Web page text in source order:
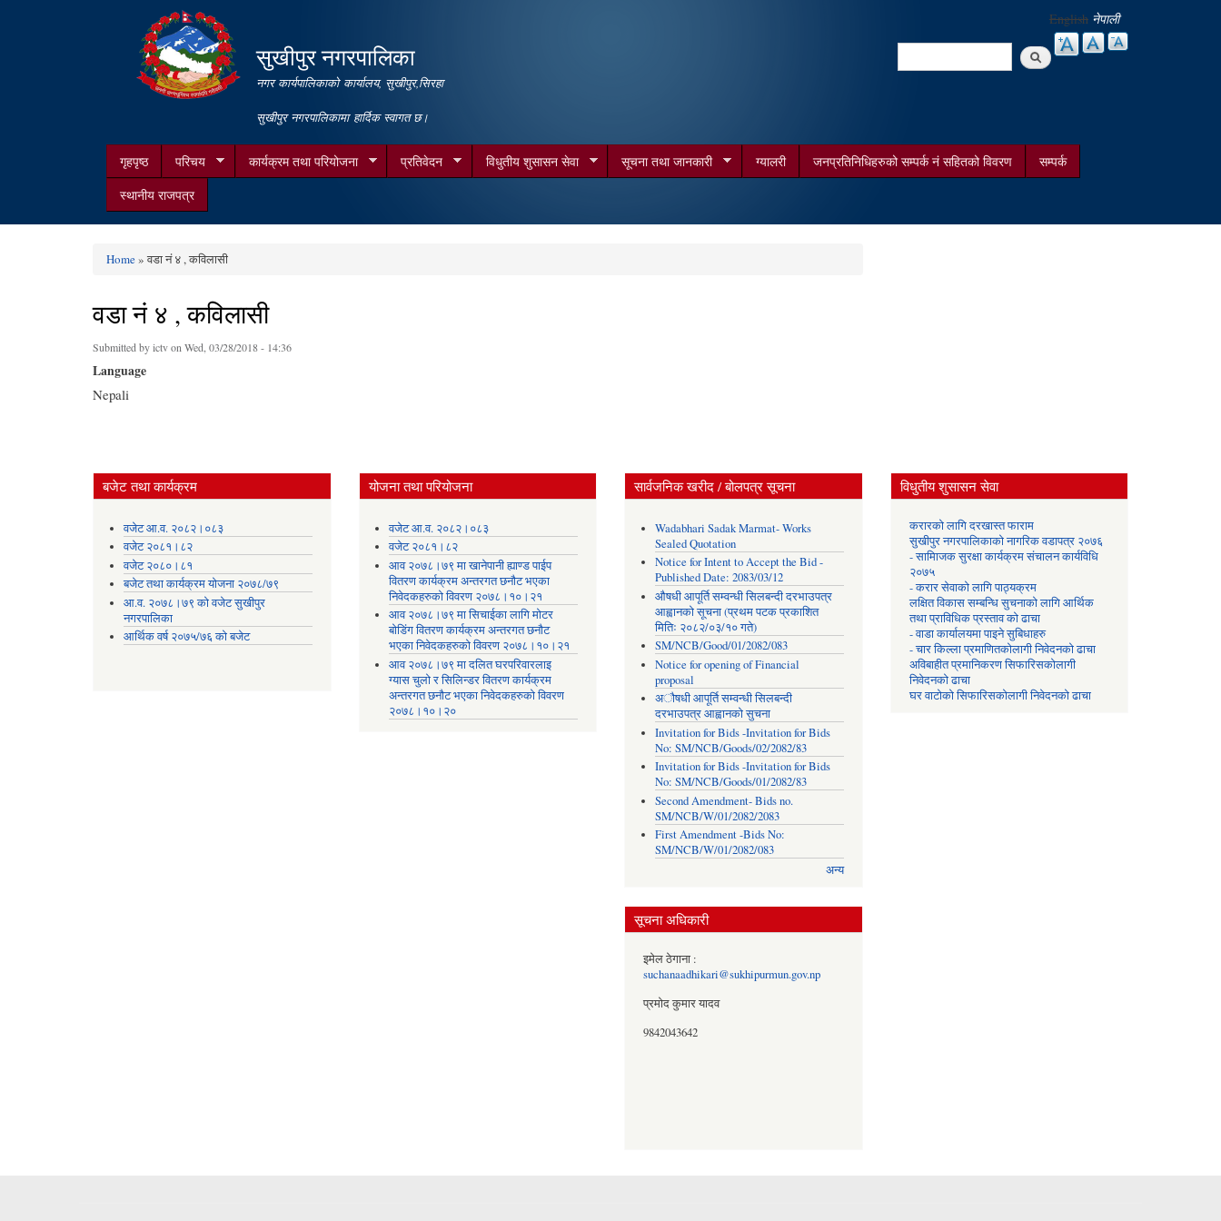
सुखीपुर नगरपालिका
नगर कार्यपालिकाको कार्यालय, सुखीपुर,सिरहा
सुखीपुर नगरपालिकामा हार्दिक स्वागत छ।
English नेपाली
Search
गृहपृष्ठ परिचय कार्यक्रम तथा परियोजना प्रतिवेदन विधुतीय शुसासन सेवा सूचना तथा जानकारी ग्यालरी जनप्रतिनिधिहरुको सम्पर्क न‌ं सहितको विवरण
सम्पर्क
स्थानीय राजपत्र
Home» वडा नं ४ , कविलासी
वडा नं ४ , कविलासी
Submitted byictvon Wed, 03/28/2018 - 14:36
Language
Nepali
बजेट तथा कार्यक्रम
वजेट आ.व. २०८२।०८३
वजेट २०८१।८२
वजेट २०८०।८१
बजेट तथा कार्यक्रम योजना २०७८/७९
आ.व. २०७८।७९ को वजेट सुखीपुर
नगरपालिका
आर्थिक वर्ष २०७५/७६ को बजेट
योजना तथा परियोजना
वजेट आ.व. २०८२।०८३
वजेट २०८१।८२
आव २०७८।७९ मा खानेपानी ह्याण्ड पाईप
वितरण कार्यक्रम अन्तरगत छनौट भएका
निवेदकहरुको विवरण २०७८।१०।२१
आव २०७८।७९ मा सिचाईका लागि मोटर
बोडिंग वितरण कार्यक्रम अन्तरगत छनौट
भएका निवेदकहरुको विवरण २०७८।१०।२१
आव २०७८।७९ मा दलित घरपरिवारलाइ
ग्यास चुलो र सिलिन्डर वितरण कार्यक्रम
अन्तरगत छनौट भएका निवेदकहरुको विवरण
२०७८।१०।२०
सार्वजनिक खरीद / बोलपत्र सूचना
Wadabhari Sadak Marmat- Works
Sealed Quotation
Notice for Intent to Accept the Bid -
Published Date: 2083/03/12
औषधी आपूर्ति सम्वन्धी सिलबन्दी दरभाउपत्र
आह्वानको सूचना (प्रथम पटक प्रकाशित
मितिः २०८२/०३/१० गते)
SM/NCB/Good/01/2082/083
Notice for opening of Financial
proposal
अौषधी आपूर्ति सम्वन्धी सिलबन्दी
दरभाउपत्र आह्वानको सुचना
Invitation for Bids -Invitation for Bids
No: SM/NCB/Goods/02/2082/83
Invitation for Bids -Invitation for Bids
No: SM/NCB/Goods/01/2082/83
Second Amendment- Bids no.
SM/NCB/W/01/2082/2083
First Amendment -Bids No:
SM/NCB/W/01/2082/083
अन्य
विधुतीय शुसासन सेवा
करारको लागि दरखास्त फाराम
सुखीपुर नगरपालिकाको नागरिक वडापत्र २०७६
- सामािजक सुरक्षा कार्यक्रम संचालन कार्यविधि
२०७५
- करार सेवाको लागि पाठ्यक्रम
लक्षित विकास सम्बन्धि सुचनाको लागि आर्थिक
तथा प्राविधिक प्रस्ताव को ढाचा
- वाडा कार्यालयमा पाइने सुबिधाहरु
- चार किल्ला प्रमाणितकोलागी निवेदनको ढाचा
अविबाहीत प्रमानिकरण सिफारिसकोलागी
निवेदनको ढाचा
घर वाटोको सिफारिसकोलागी निवेदनको ढाचा
सूचना अधिकारी
इमेल ठेगाना :
suchanaadhikari@sukhipurmun.gov.np
प्रमोद कुमार यादव
9842043642